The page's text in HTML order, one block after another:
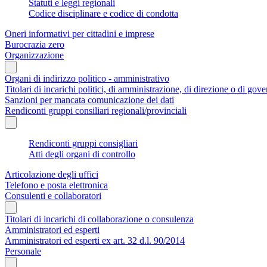
Statuti e leggi regionali
Codice disciplinare e codice di condotta
Oneri informativi per cittadini e imprese
Burocrazia zero
Organizzazione
Organi di indirizzo politico - amministrativo
Titolari di incarichi politici, di amministrazione, di direzione o di
Sanzioni per mancata comunicazione dei dati
Rendiconti gruppi consiliari regionali/provinciali
Rendiconti gruppi consigliari
Atti degli organi di controllo
Articolazione degli uffici
Telefono e posta elettronica
Consulenti e collaboratori
Titolari di incarichi di collaborazione o consulenza
Amministratori ed esperti
Amministratori ed esperti ex art. 32 d.l. 90/2014
Personale